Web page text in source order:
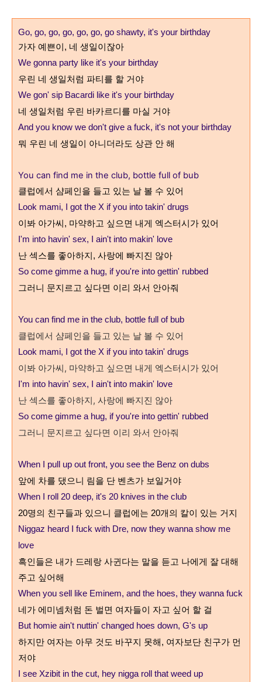
Go, go, go, go, go, go, go shawty, it's your birthday
가자 예쁜이 , 네 생일이잖아
We gonna party like it's your birthday
우린 네 생일처럼 파티를 할 거야
We gon' sip Bacardi like it's your birthday
네 생일처럼 우린 바카르디를 마실 거야
And you know we don't give a fuck, it's not your birthday
뭐 우린 네 생일이 아니더라도 상관 안 해
You can find me in the club, bottle full of bub
클럽에서 샴페인을 들고 있는 날 볼 수 있어
Look mami, I got the X if you into takin' drugs
이봐 아가씨 , 마약하고 싶으면 내게 엑스터시가 있어
I'm into havin' sex, I ain't into makin' love
난 섹스를 좋아하지, 사랑에 빠지진 않아
So come gimme a hug, if you're into gettin' rubbed
그러니 문지르고 싶다면 이리 와서 안아줘
You can find me in the club, bottle full of bub
클럽에서 샴페인을 들고 있는 날 볼 수 있어
Look mami, I got the X if you into takin' drugs
이봐 아가씨, 마약하고 싶으면 내게 엑스터시가 있어
I'm into havin' sex, I ain't into makin' love
난 섹스를 좋아하지, 사랑에 빠지진 않아
So come gimme a hug, if you're into gettin' rubbed
그러니 문지르고 싶다면 이리 와서 안아줘
When I pull up out front, you see the Benz on dubs
앞에 차를 댔으니 림을 단 벤츠가 보일거야
When I roll 20 deep, it's 20 knives in the club
20명의 친구들과 있으니 클럽에는 20개의 칼이 있는 거지
Niggaz heard I fuck with Dre, now they wanna show me
love
흑인들은 내가 드레랑 사귄다는 말을 듣고 나에게 잘 대해
주고 싶어해
When you sell like Eminem, and the hoes, they wanna fuck
네가 에미넴처럼 돈 벌면 여자들이 자고 싶어 할 걸
But homie ain't nuttin' changed hoes down, G's up
하지만 여자는 아무 것도 바꾸지 못해 , 여자보단 친구가 먼
저야
I see Xzibit in the cut, hey nigga roll that weed up